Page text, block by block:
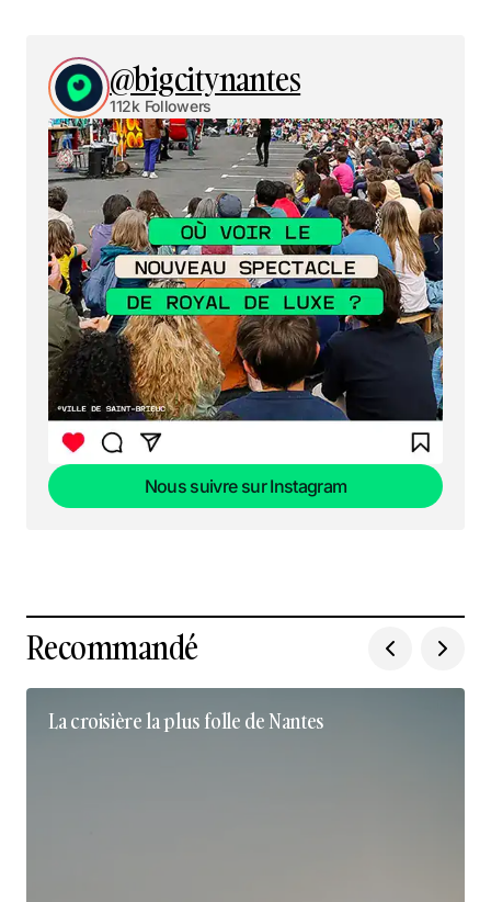
@bigcitynantes
112k Followers
Nous suivre sur Instagram
Recommandé
La croisière la plus folle de Nantes